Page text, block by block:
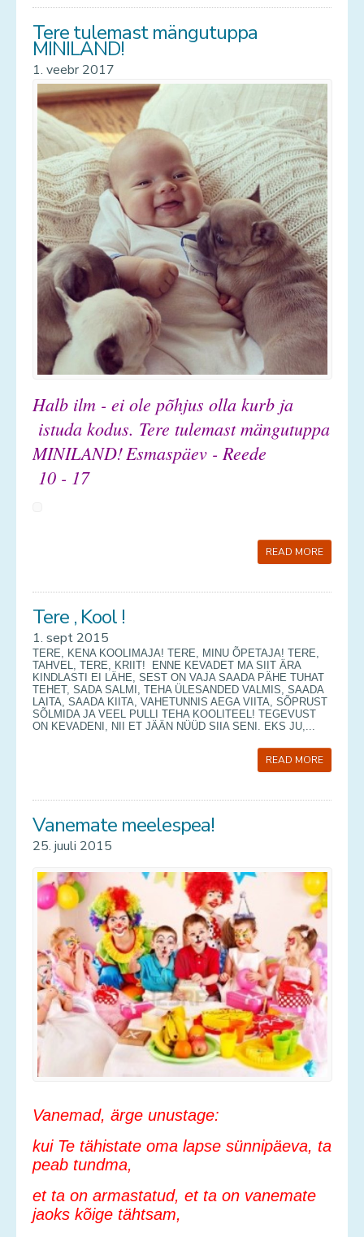
Tere tulemast mängutuppa
MINILAND!
1. veebr 2017
Halb ilm - ei ole põhjus olla kurb ja
istuda kodus. Tere tulemast mängutuppa
MINILAND!Esmaspäev - Reede
10 - 17
READ MORE
Tere , Kool !
1. sept 2015
TERE, KENA KOOLIMAJA! TERE, MINU ÕPETAJA! TERE,
TAHVEL, TERE, KRIIT! ENNE KEVADET MA SIIT ÄRA
KINDLASTI EI LÄHE, SEST ON VAJA SAADA PÄHE TUHAT
TEHET, SADA SALMI, TEHA ÜLESANDED VALMIS, SAADA
LAITA, SAADA KIITA, VAHETUNNIS AEGA VIITA, SÕPRUST
SÕLMIDA JA VEEL PULLI TEHA KOOLITEEL! TEGEVUST
ON KEVADENI, NII ET JÄÄN NÜÜD SIIA SENI. EKS JU,...
READ MORE
Vanemate meelespea!
25. juuli 2015
Vanemad, ärge unustage:
kui Te tähistate oma lapse sünnipäeva, ta
peab tundma,
et ta on armastatud, et ta on vanemate
jaoks kõige tähtsam,